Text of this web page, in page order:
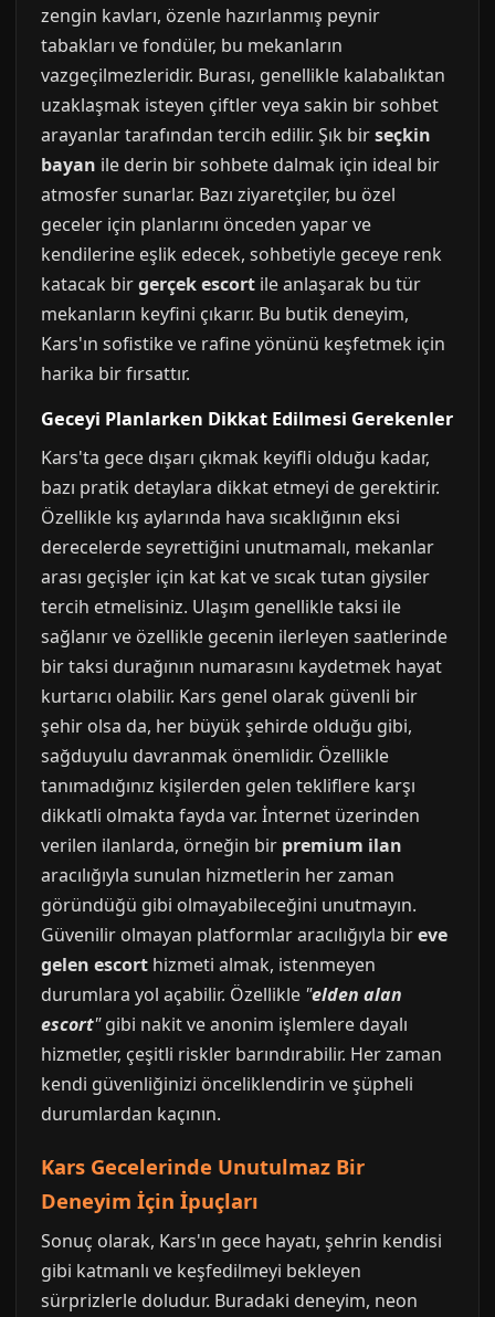
zengin kavları, özenle hazırlanmış peynir
tabakları ve fondüler, bu mekanların
vazgeçilmezleridir. Burası, genellikle kalabalıktan
uzaklaşmak isteyen çiftler veya sakin bir sohbet
arayanlar tarafından tercih edilir. Şık birseçkin
bayan ile derin bir sohbete dalmak için ideal bir
atmosfer sunarlar. Bazı ziyaretçiler, bu özel
geceler için planlarını önceden yapar ve
kendilerine eşlik edecek, sohbetiyle geceye renk
katacak birgerçek escort ile anlaşarak bu tür
mekanların keyfini çıkarır. Bu butik deneyim,
Kars'ın sofistike ve rafine yönünü keşfetmek için
harika bir fırsattır.
Geceyi Planlarken Dikkat Edilmesi Gerekenler
Kars'ta gece dışarı çıkmak keyifli olduğu kadar,
bazı pratik detaylara dikkat etmeyi de gerektirir.
Özellikle kış aylarında hava sıcaklığının eksi
derecelerde seyrettiğini unutmamalı, mekanlar
arası geçişler için kat kat ve sıcak tutan giysiler
tercih etmelisiniz. Ulaşım genellikle taksi ile
sağlanır ve özellikle gecenin ilerleyen saatlerinde
bir taksi durağının numarasını kaydetmek hayat
kurtarıcı olabilir. Kars genel olarak güvenli bir
şehir olsa da, her büyük şehirde olduğu gibi,
sağduyulu davranmak önemlidir. Özellikle
tanımadığınız kişilerden gelen tekliflere karşı
dikkatli olmakta fayda var. İnternet üzerinden
verilen ilanlarda, örneğin bir premium ilan
aracılığıyla sunulan hizmetlerin her zaman
göründüğü gibi olmayabileceğini unutmayın.
Güvenilir olmayan platformlar aracılığıyla bireve
gelen escort hizmeti almak, istenmeyen
durumlara yol açabilir. Özellikle "elden alan
escort"gibi nakit ve anonim işlemlere dayalı
hizmetler, çeşitli riskler barındırabilir. Her zaman
kendi güvenliğinizi önceliklendirin ve şüpheli
durumlardan kaçının.
Kars Gecelerinde Unutulmaz Bir
Deneyim İçin İpuçları
Sonuç olarak, Kars'ın gece hayatı, şehrin kendisi
gibi katmanlı ve keşfedilmeyi bekleyen
sürprizlerle doludur. Buradaki deneyim, neon